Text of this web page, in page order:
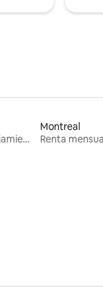
Renta mensual de alojamientos
Montreal